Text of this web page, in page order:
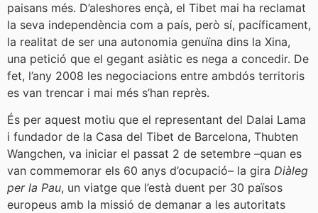
paisans més. D’aleshores ençà, el Tibet mai ha reclamat
la seva independència com a país, però sí, pacíficament,
la realitat de ser una autonomia genuïna dins la Xina,
una petició que el gegant asiàtic es nega a concedir. De
fet, l’any 2008 les negociacions entre ambdós territoris
es van trencar i mai més s’han reprès.
És per aquest motiu que el representant del Dalai Lama
i fundador de la Casa del Tibet de Barcelona, Thubten
Wangchen, va iniciar el passat 2 de setembre –quan es
van commemorar els 60 anys d’ocupació– la gira Diàleg
per la Pau, un viatge que l’està duent per 30 països
europeus amb la missió de demanar a les autoritats